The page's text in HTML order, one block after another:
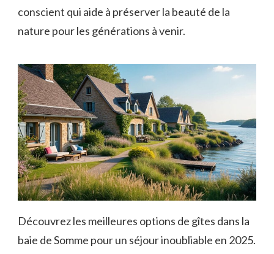
conscient qui aide à préserver la beauté de la
nature pour les générations à venir.
Découvrez les meilleures options de gîtes dans la
baie de Somme pour un séjour inoubliable en 2025.